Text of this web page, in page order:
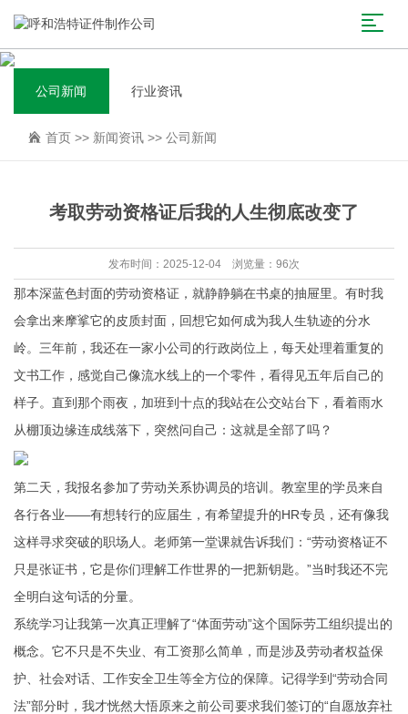
公司新闻 行业资讯
首页 >> 新闻资讯 >> 公司新闻
考取劳动资格证后我的人生彻底改变了
发布时间：2025-12-04 浏览量：96次
那本深蓝色封面的劳动资格证，就静静躺在书桌的抽屉里。有时我
会拿出来摩挲它的皮质封面，回想它如何成为我人生轨迹的分水
岭。三年前，我还在一家小公司的行政岗位上，每天处理着重复的
文书工作，感觉自己像流水线上的一个零件，看得见五年后自己的
样子。直到那个雨夜，加班到十点的我站在公交站台下，看着雨水
从棚顶边缘连成线落下，突然问自己：这就是全部了吗？
第二天，我报名参加了劳动关系协调员的培训。教室里的学员来自
各行各业——有想转行的应届生，有希望提升的HR专员，还有像我
这样寻求突破的职场人。老师第一堂课就告诉我们：“劳动资格证不
只是张证书，它是你们理解工作世界的一把新钥匙。”当时我还不完
全明白这句话的分量。
系统学习让我第一次真正理解了“体面劳动”这个国际劳工组织提出的
概念。它不只是不失业、有工资那么简单，而是涉及劳动者权益保
护、社会对话、工作安全卫生等全方位的保障。记得学到“劳动合同
法”部分时，我才恍然大悟原来之前公司要求我们签订的“自愿放弃社